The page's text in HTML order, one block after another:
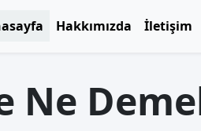
Hakkımızda İletişim
Ne